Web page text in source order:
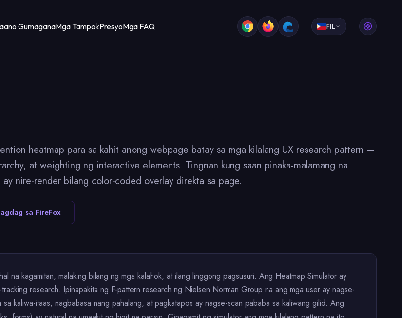
GumaganaMga TampokPresyoMga FAQ FIL
heatmap para sa kahit anong webpage batay sa mga kilalang UX research pattern —
at weighting ng interactive elements. Tingnan kung saan pinaka-malamang na
nire-render bilang color-coded overlay direkta sa page.
sa FireFox
na kagamitan, malaking bilang ng mga kalahok, at ilang linggong pagsusuri. Ang Heatmap Simulator ay
research. Ipinapakita ng F-pattern research ng Nielsen Norman Group na ang mga user ay nagse-
kaliwa-itaas, nagbabasa nang pahalang, at pagkatapos ay nagse-scan pababa sa kaliwang gilid. Ang